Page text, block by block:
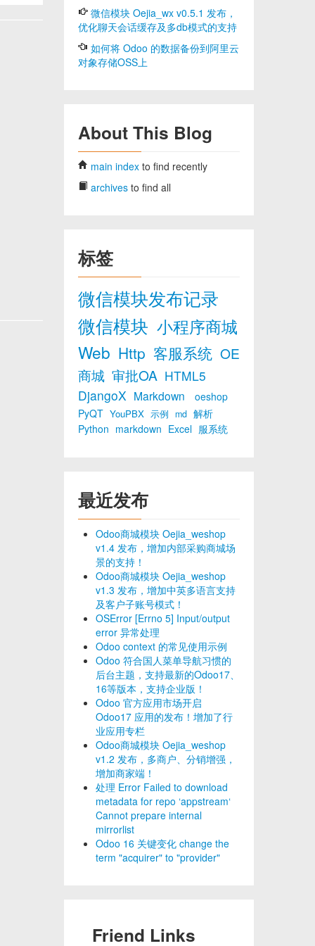
微信模块 Oejia_wx v0.5.1 发布，
优化聊天会话缓存及多db模式的支持
如何将 Odoo 的数据备份到阿里云
对象存储OSS上
About This Blog
main index to find recently
archives to find all
标签
微信模块发布记录
微信模块 小程序商城
Web Http 客服系统 OE
商城 审批OA HTML5
DjangoX Markdown
oeshop
PyQT YouPBX 示例 md 解析
Python markdown Excel 服系统
最近发布
Odoo商城模块 Oejia_weshop
v1.4 发布，增加内部采购商城场
景的支持！
Odoo商城模块 Oejia_weshop
v1.3 发布，增加中英多语言支持
及客户子账号模式！
OSError [Errno 5] Input/output
error 异常处理
Odoo context 的常见使用示例
Odoo 符合国人菜单导航习惯的
后台主题，支持最新的Odoo17、
16等版本，支持企业版！
Odoo 官方应用市场开启
Odoo17 应用的发布！增加了行
业应用专栏
Odoo商城模块 Oejia_weshop
v1.2 发布，多商户、分销增强，
增加商家端！
处理 Error Failed to download
metadata for repo ‘appstream‘
Cannot prepare internal
mirrorlist
Odoo 16 关键变化 change the
term "acquirer" to "provider"
Friend Links